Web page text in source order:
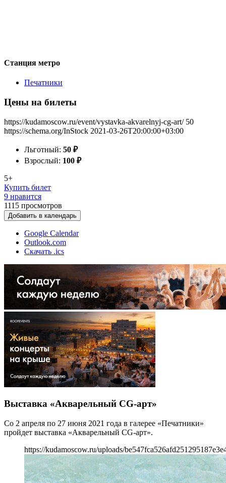
Станция метро
Печатники
Цены на билеты
https://kudamoscow.ru/event/vystavka-akvarelnyj-cg-art/ 50
https://schema.org/InStock 2021-03-26T20:00:00+03:00
Льготный: 50 ₽
Взрослый: 100 ₽
5+
Купить билет
9 нравится
1115 просмотров
Добавить в календарь
Google Calendar
Outlook.com
Скачать .ics
Выставка «Акварельный CG-арт»
Со 2 апреля по 27 июня 2021 года в галерее «Печатники»
пройдет выставка «Акварельный CG-арт».
https://kudamoscow.ru/uploads/